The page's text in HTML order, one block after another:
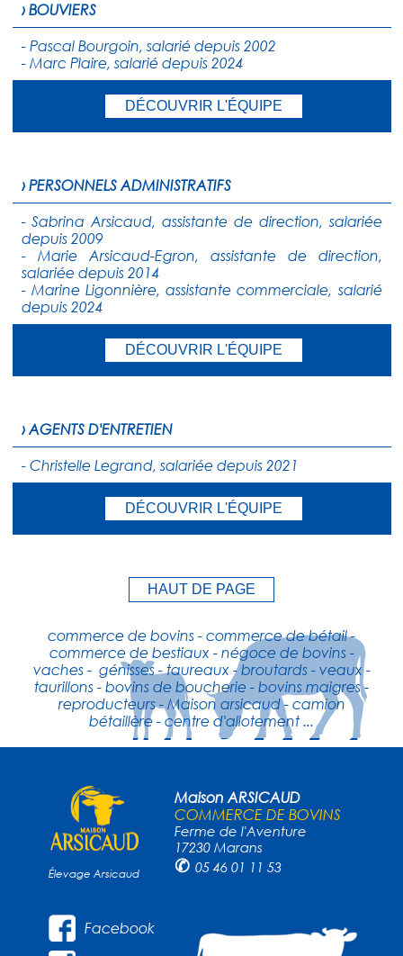
› BOUVIERS
- Pascal Bourgoin, salarié depuis 2002
- Marc Plaire, salarié depuis 2024
DÉCOUVRIR L'ÉQUIPE
› PERSONNELS ADMINISTRATIFS
- Sabrina Arsicaud, assistante de direction, salariée
depuis 2009
- Marie Arsicaud-Egron, assistante de direction,
salariée depuis 2014
- Marine Ligonnière, assistante commerciale, salarié
depuis 2024
DÉCOUVRIR L'ÉQUIPE
› AGENTS D'ENTRETIEN
- Christelle Legrand, salariée depuis 2021
DÉCOUVRIR L'ÉQUIPE
HAUT DE PAGE
commerce de bovins - commerce de bétail -
commerce de bestiaux - négoce de bovins -
vaches - génisses - taureaux - broutards - veaux -
taurillons - bovins de boucherie - bovins maigres -
reproducteurs - Maison arsicaud - camion
bétaillère - centre d'allotement ...
Élevage Arsicaud
Maison ARSICAUD
COMMERCE DE BOVINS
Ferme de l'Aventure
17230 Marans
✆ 05 46 01 11 53
Facebook